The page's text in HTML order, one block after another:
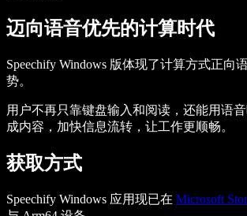
迈向语音优先的计算时代
Speechify Windows 版体现了计算方式正向
势。
用户不再只靠键盘输入和阅读，还能用语
成内容，加快信息流转，让工作更顺畅。
获取方式
Speechify Windows 应用现已在 Microsoft